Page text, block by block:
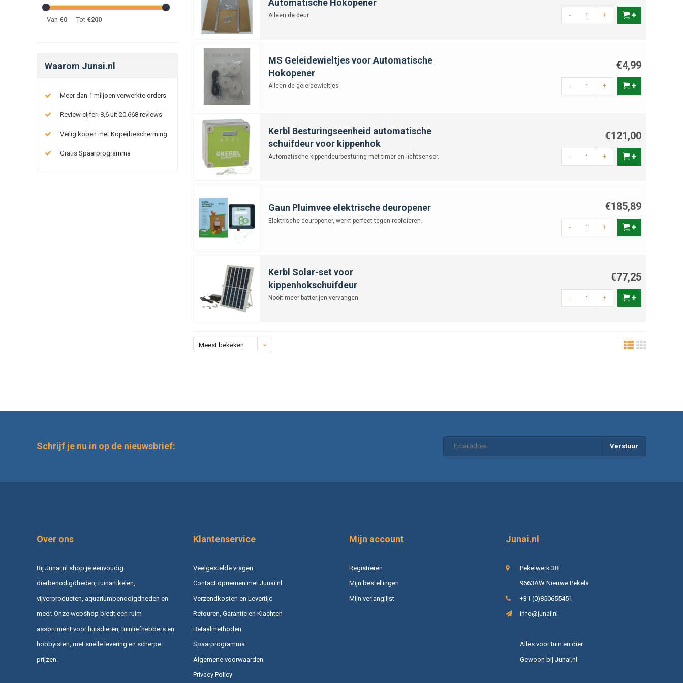
Van €0 Tot €200
Waarom Junai.nl
Meer dan 1 miljoen verwerkte orders
Review cijfer: 8,6 uit 20.668 reviews
Veilig kopen met Koperbescherming
Gratis Spaarprogramma
Alleen de deur - +
MS Geleidewieltjes voor Automatische
Hokopener
Alleen de geleidewieltjes
€4,99
- +
Kerbl Besturingseenheid automatische
schuifdeur voor kippenhok
Automatische kippendeurbesturing met timer en lichtsensor.
€121,00
- +
Gaun Pluimvee elektrische deuropener
Elektrische deuropener, werkt perfect tegen roofdieren.
€185,89
- +
Kerbl Solar-set voor
kippenhokschuifdeur
Nooit meer batterijen vervangen
€77,25
- +
Meest bekeken
Schrijf je nu in op de nieuwsbrief: Verstuur
Over ons
Bij Junai.nl shop je eenvoudig
dierbenodigdheden, tuinartikelen,
vijverproducten, aquariumbenodigdheden en
meer. Onze webshop biedt een ruim
assortiment voor huisdieren, tuinliefhebbers en
hobbyisten, met snelle levering en scherpe
prijzen.
Klantenservice
Veelgestelde vragen
Contact opnemen met Junai.nl
Verzendkosten en Levertijd
Retouren, Garantie en Klachten
Betaalmethoden
Spaarprogramma
Algemene voorwaarden
Privacy Policy
Mijn account
Registreren
Mijn bestellingen
Mijn verlanglijst
Junai.nl
Pekelwerk 38
9663AW Nieuwe Pekela
+31 (0)850655451
info@junai.nl
Alles voor tuin en dier
Gewoon bij Junai.nl